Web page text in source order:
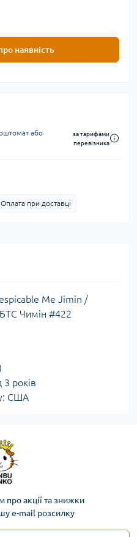
наявність
або
за тарифами
перевізника
Оплата при доставці
Me Jimin /
Чимін #422
3 років
США
про акції та знижки
e-mail розсилку